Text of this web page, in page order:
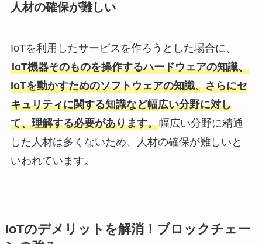
人材の確保が難しい
IoTを利用したサービスを作ろうとした場合に、
IoT機器そのものを操作するハードウェアの知識、
IoTを動かすためのソフトウェアの知識、さらにセ
キュリティに関する知識など幅広い分野に対し
て、理解する必要があります。幅広い分野に精通
した人材は多くないため、人材の確保が難しいと
いわれています。
IoTのデメリットを解消！ブロックチェー